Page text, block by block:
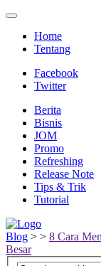
Home
Tentang
Facebook
Twitter
Berita
Bisnis
JOM
Promo
Refreshing
Release Note
Tips & Trik
Tutorial
Blog > > 8 Cara
Besar